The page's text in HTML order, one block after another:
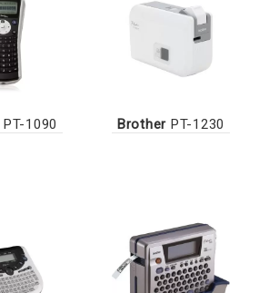
PT-1090 Brother PT-1230